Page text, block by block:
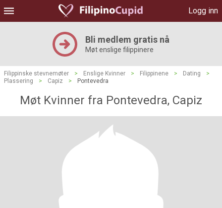
Logg inn
Bli medlem gratis nå
Møt enslige filippinere
Filippinske stevnemøter > Enslige Kvinner > Filippinene > Dating
>
Plassering
> Capiz > Pontevedra
Møt Kvinner fra Pontevedra, Capiz